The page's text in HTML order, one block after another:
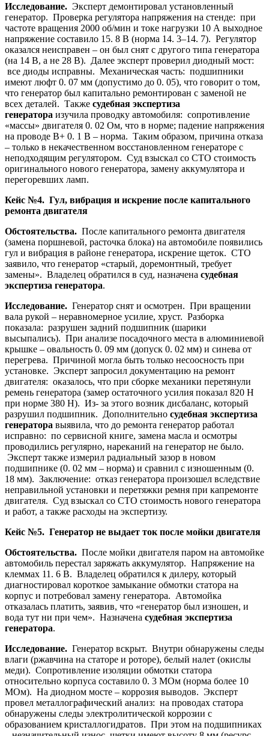
Исследование. Эксперт демонтировал установленный
генератор. Проверка регулятора напряжения на стенде: при
частоте вращения 2000 об/мин и токе нагрузки 10 А выходное
напряжение составило 15. 8 В (норма 14. 3–14. 7). Регулятор
оказался неисправен – он был снят с другого типа генератора
(на 14 В, а не 28 В). Далее эксперт проверил диодный мост:
все диоды исправны. Механическая часть: подшипники
имеют люфт 0. 07 мм (допустимо до 0. 05), что говорит о том,
что генератор был капитально ремонтирован с заменой не
всех деталей. Также судебная экспертиза
генератора изучила проводку автомобиля: сопротивление
«массы» двигателя 0. 02 Ом, что в норме; падение напряжения
на проводе В+ 0. 1 В – норма. Таким образом, причина отказа
– только в некачественном восстановленном генераторе с
неподходящим регулятором. Суд взыскал со СТО стоимость
оригинального нового генератора, замену аккумулятора и
перегоревших ламп.
Кейс №4. Гул, вибрация и искрение после капитального
ремонта двигателя
Обстоятельства. После капитального ремонта двигателя
(замена поршневой, расточка блока) на автомобиле появились
гул и вибрация в районе генератора, искрение щеток. СТО
заявило, что генератор «старый, доремонтный, требует
замены». Владелец обратился в суд, назначена судебная
экспертиза генератора.
Исследование. Генератор снят и осмотрен. При вращении
вала рукой – неравномерное усилие, хруст. Разборка
показала: разрушен задний подшипник (шарики
высыпались). При анализе посадочного места в алюминиевой
крышке – овальность 0. 09 мм (допуск 0. 02 мм) и синева от
перегрева. Причиной могла быть только несоосность при
установке. Эксперт запросил документацию на ремонт
двигателя: оказалось, что при сборке механики перетянули
ремень генератора (замер остаточного усилия показал 820 Н
при норме 380 Н). Из- за этого возник дисбаланс, который
разрушил подшипник. Дополнительно судебная экспертиза
генератора выявила, что до ремонта генератор работал
исправно: по сервисной книге, замена масла и осмотры
проводились регулярно, нареканий на генератор не было.
Эксперт также измерил радиальный зазор в новом
подшипнике (0. 02 мм – норма) и сравнил с изношенным (0.
18 мм). Заключение: отказ генератора произошел вследствие
неправильной установки и перетяжки ремня при капремонте
двигателя. Суд взыскал со СТО стоимость нового генератора
и работ, а также расходы на экспертизу.
Кейс №5. Генератор не выдает ток после мойки двигателя
Обстоятельства. После мойки двигателя паром на автомойке
автомобиль перестал заряжать аккумулятор. Напряжение на
клеммах 11. 6 В. Владелец обратился к дилеру, который
диагностировал короткое замыкание обмотки статора на
корпус и потребовал замену генератора. Автомойка
отказалась платить, заявив, что «генератор был изношен, и
вода тут ни при чем». Назначена судебная экспертиза
генератора.
Исследование. Генератор вскрыт. Внутри обнаружены следы
влаги (ржавчина на статоре и роторе), белый налет (окислы
меди). Сопротивление изоляции обмотки статора
относительно корпуса составило 0. 3 МОм (норма более 10
МОм). На диодном мосте – коррозия выводов. Эксперт
провел металлографический анализ: на проводах статора
обнаружены следы электролитической коррозии с
образованием кристаллогидратов. При этом на подшипниках